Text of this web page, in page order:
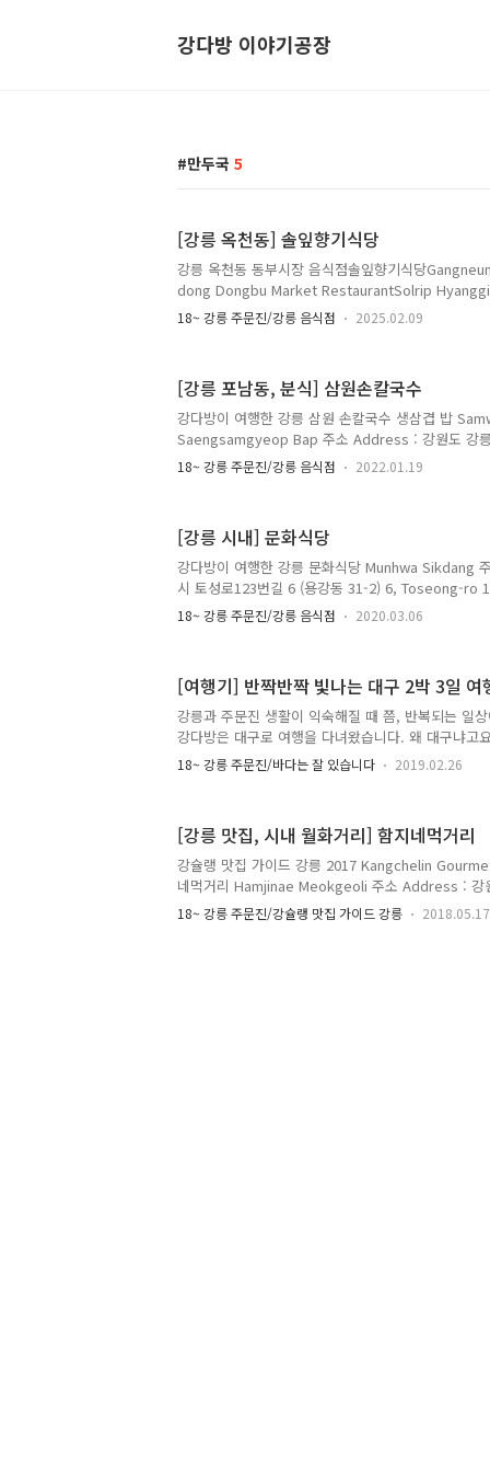
강다방 이야기공장
만두국 5
[강릉 옥천동] 솔잎향기식당
강릉 옥천동 동부시장 음식점솔잎향기식당
dong Dongbu Market RestaurantSolrip
원특별자치도 강릉시 옥가로 38 (옥천동 220-3)38
si, Gangwon-do 전화 Telephone :033-643-2007메
개 Doenjang jjigae Soybean Paste Stew 8,000원
장 Cheonggukjang Rich Soybean Paste Stew
18~ 강릉 주문진/강릉 음식점 2025.02.09
[강릉 포남동, 분식] 삼원손칼국수
강다방이 여행한 강릉 삼원 손칼국수 생삼겹 밥
Saengsamgyeop Bap 주소 Address : 강원도 강
1146-33) 6, Namgu-gil 10beon-gil, Gangneung-
Telephone : 033-646-9603 메뉴 Menu : 손칼국
이다. 직접 담근 잘 익은 김치가 매력적이다. 사장님
스타일의 김치를 싫어한다고 걱정하시지만 강다방의
18~ 강릉 주문진/강릉 음식점 2022.01.19
[강릉 시내] 문화식당
강다방이 여행한 강릉 문화식당 Munhwa Sikdang
시 토성로123번길 6 (용강동 31-2) 6, Toseong-ro
si, Gangwon-do 전화 Telephone : 033-646-2664
: 매일 Everyday 11:00~14:30, 16:00~20:00 메뉴
Spicy Noodles 6,000원 냉콩국수
18~ 강릉 주문진/강릉 음식점 2020.03.06
[여행기] 반짝반짝 빛나는 대구 2박 3일 여
강릉과 주문진 생활이 익숙해질 때 쯤, 반복되는 일
강다방은 대구로 여행을 다녀왔습니다. 왜 대구냐고
경상도 분들이 많이 안오시는 것 같아서(?) 강다방이
니다. (이러다 전국팔도를 다 방문하게 되는 건...) 강
대구가는 버스를 한 번 타보니 그 즉시 의문이 해소되
정보 대구시, 대구관광안내 https://
https://www.tripadvisor.co.kr/Attractions-g2..
18~ 강릉 주문진/바다는 잘 있습니다 2019.02.26
[강릉 맛집, 시내 월화거리] 함지네먹거리
강슐랭 맛집 가이드 강릉 2017 Kangchelin
네먹거리 Hamjinae Meokgeoli 주소 Address : 강
(금학동 8-2) 전화 Telephone : 033-641-2584 메뉴
: 잔치국수 3,000원 장칼국수 3,000원 해물장칼국수
감자전 3,000원 메밀전 2,000원 모듬전 5,000원 파
릉 시내 홈플러스 옆 월화거리에 위치한 음식점. 국
18~ 강릉 주문진/강슐랭 맛집 가이드 강릉 2018.05.17